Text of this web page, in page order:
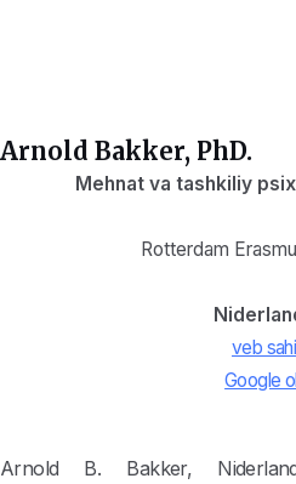
Arnold Bakker, PhD.
Mehnat va tashkiliy
Rotterdam
veb
Google
Arnold B. Bakker,